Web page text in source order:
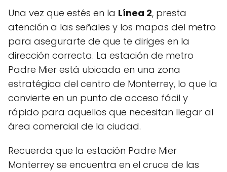
Una vez que estés en la Línea 2, presta
atención a las señales y los mapas del metro
para asegurarte de que te diriges en la
dirección correcta. La estación de metro
Padre Mier está ubicada en una zona
estratégica del centro de Monterrey, lo que la
convierte en un punto de acceso fácil y
rápido para aquellos que necesitan llegar al
área comercial de la ciudad.
Recuerda que la estación Padre Mier
Monterrey se encuentra en el cruce de las